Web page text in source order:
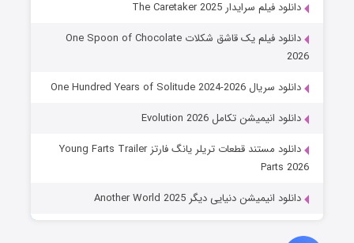
دانلود فیلم سرایدار The Caretaker 2025
دانلود فیلم یک قاشق شکلات One Spoon of Chocolate
2026
دانلود سریال One Hundred Years of Solitude 2024-2026
دانلود انیمیشن تکامل Evolution 2026
دانلود مستند قطعات تریلر یانگ فارتز Young Farts Trailer
Parts 2026
دانلود انیمیشن دنیایی دیگر Another World 2025